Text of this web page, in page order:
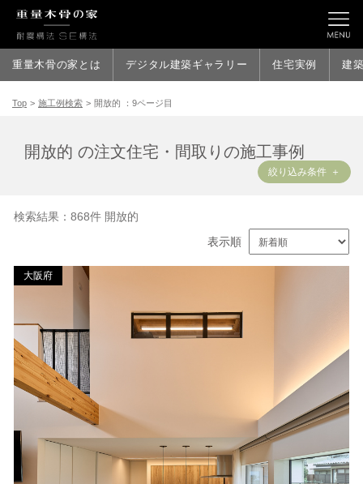
重量木骨の家とは デジタル建築ギャラリー 住宅実例 建
Top > 施工例検索 > 開放的 ：9ページ目
開放的 の注文住宅・間取りの施工事例
絞り込み条件
検索結果：868件 開放的
表示順
大阪府